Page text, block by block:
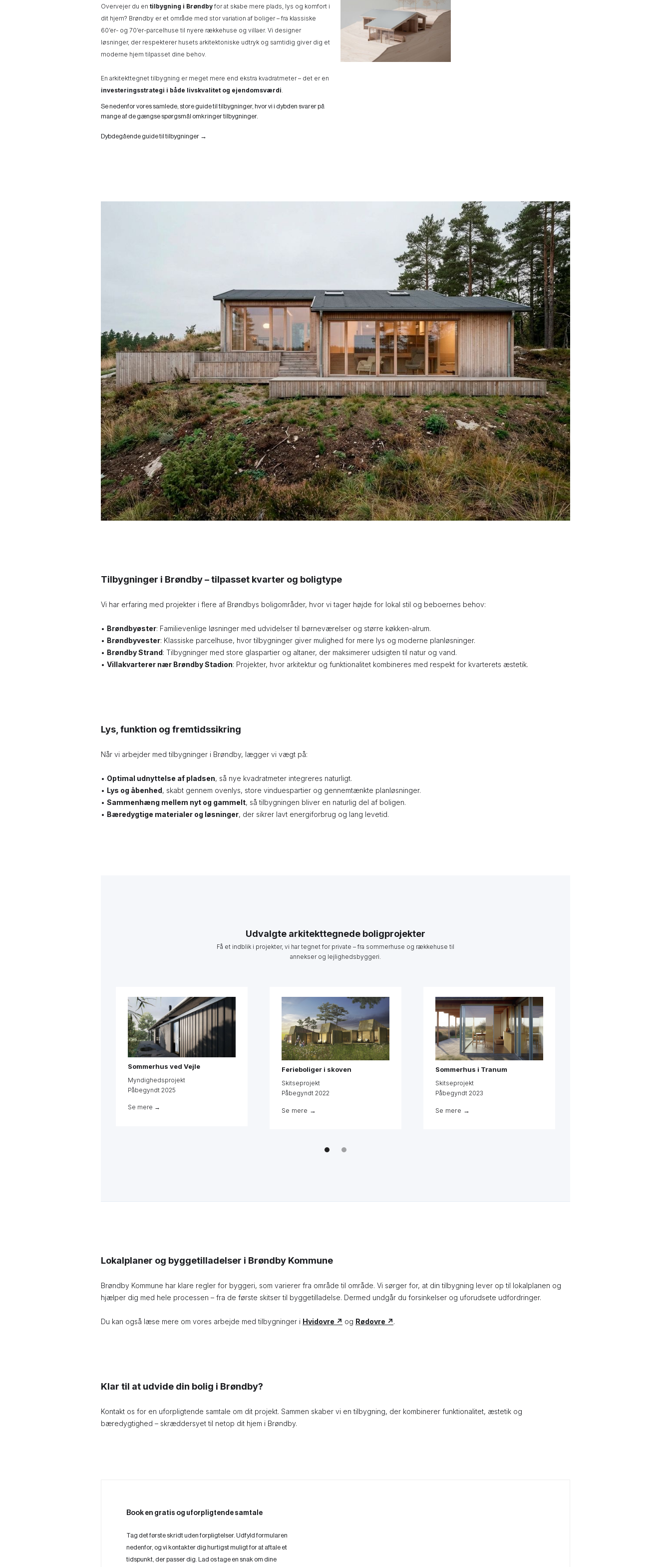
Overvejer du en tilbygning i Brøndbyfor at skabe mere plads, lys og komfort i
dit hjem? Brøndby er et område med stor variation af boliger – fra klassiske
60’er- og 70’er-parcelhuse til nyere rækkehuse og villaer. Vi designer
løsninger, der respekterer husets arkitektoniske udtryk og samtidig giver dig et
moderne hjem tilpasset dine behov.
En arkitekttegnet tilbygning er meget mere end ekstra kvadratmeter – det er en
investeringsstrategi i både livskvalitet og ejendomsværdi.
Se nedenfor vores samlede, store guide til tilbygninger, hvor vi i dybden svarer på
mange af de gængse spørgsmål omkringer tilbygninger.
Dybdegående guide til tilbygninger →
Tilbygninger i Brøndby – tilpasset kvarter og boligtype
Vi har erfaring med projekter i flere af Brøndbys boligområder, hvor vi tager højde for lokal stil og beboernes behov:
• Brøndbyøster: Familievenlige løsninger med udvidelser til børneværelser og større køkken-alrum.
• Brøndbyvester: Klassiske parcelhuse, hvor tilbygninger giver mulighed for mere lys og moderne planløsninger.
• Brøndby Strand: Tilbygninger med store glaspartier og altaner, der maksimerer udsigten til natur og vand.
• Villakvarterer nær Brøndby Stadion: Projekter, hvor arkitektur og funktionalitet kombineres med respekt for kvarterets æstetik.
Lys, funktion og fremtidssikring
Når vi arbejder med tilbygninger i Brøndby, lægger vi vægt på:
• Optimal udnyttelse af pladsen, så nye kvadratmeter integreres naturligt.
• Lys og åbenhed, skabt gennem ovenlys, store vinduespartier og gennemtænkte planløsninger.
• Sammenhæng mellem nyt og gammelt, så tilbygningen bliver en naturlig del af boligen.
• Bæredygtige materialer og løsninger, der sikrer lavt energiforbrug og lang levetid.
Udvalgte arkitekttegnede boligprojekter
Få et indblik i projekter, vi har tegnet for private – fra sommerhuse og rækkehuse til
annekser og lejlighedsbyggeri.
Sommerhus ved Vejle
Myndighedsprojekt
Påbegyndt 2025
Se mere →
Ferieboliger i skoven
Skitseprojekt
Påbegyndt 2022
Se mere →
Sommerhus i Tranum
Skitseprojekt
Påbegyndt 2023
Se mere →
Lokalplaner og byggetilladelser i Brøndby Kommune
Brøndby Kommune har klare regler for byggeri, som varierer fra område til område. Vi sørger for, at din tilbygning lever op til lokalplanen og
hjælper dig med hele processen – fra de første skitser til byggetilladelse. Dermed undgår du forsinkelser og uforudsete udfordringer.
Du kan også læse mere om vores arbejde med tilbygninger i Hvidovre ↗ og Rødovre ↗.
Klar til at udvide din bolig i Brøndby?
Kontakt os for en uforpligtende samtale om dit projekt. Sammen skaber vi en tilbygning, der kombinerer funktionalitet, æstetik og
bæredygtighed – skræddersyet til netop dit hjem i Brøndby.
Book en gratis og uforpligtende samtale
Tag det første skridt uden forpligtelser. Udfyld formularen
nedenfor, og vi kontakter dig hurtigst muligt for at aftale et
tidspunkt, der passer dig. Lad os tage en snak om dine